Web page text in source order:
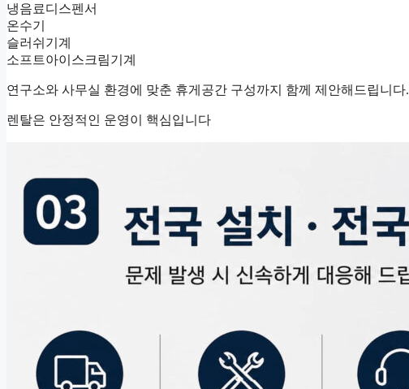
냉음료디스펜서
온수기
슬러쉬기계
소프트아이스크림기계
연구소와 사무실 환경에 맞춘 휴게공간 구성까지 함께 제안해드립니다.
렌탈은 안정적인 운영이 핵심입니다